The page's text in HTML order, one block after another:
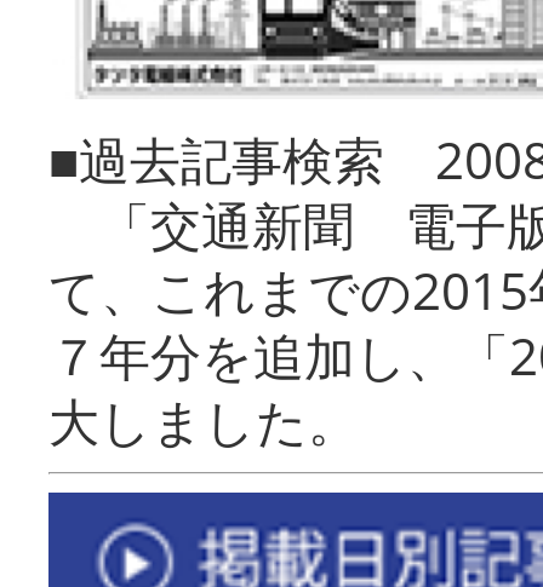
■過去記事検索
「交通新聞 電子
て、これまでの
７年分を追加し、「
大しまし